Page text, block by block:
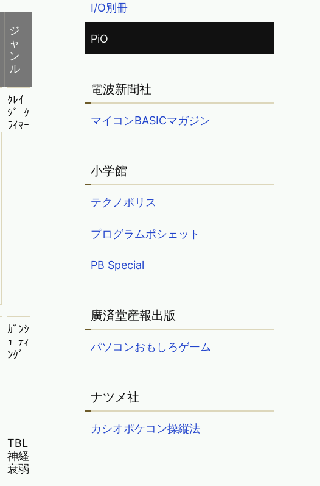
ジ
ャ
ン
ル
ｸﾚｲ
ｼﾞｰｸ
ﾗｲﾏｰ
ｶﾞﾝｼ
ｭｰﾃｨ
ﾝｸﾞ
TBL
神経
衰弱
I/O別冊
PiO
電波新聞社
マイコンBASICマガジン
小学館
テクノポリス
プログラムポシェット
PB Special
廣済堂産報出版
パソコンおもしろゲーム
ナツメ社
カシオポケコン操縦法